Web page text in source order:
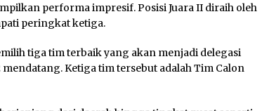
performa impresif. Posisi Juara II diraih oleh
peringkat ketiga.
tiga tim terbaik yang akan menjadi delegasi
Ketiga tim tersebut adalah Tim Calon